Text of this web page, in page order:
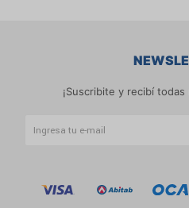
¡Suscribite y recibí